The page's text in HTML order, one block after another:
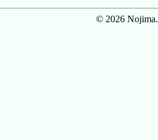
© 2026 Nojima.